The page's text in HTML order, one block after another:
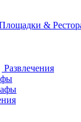
&
Развлечения